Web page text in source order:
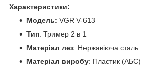
Характеристики:
Модель: VGR V-613
Тип: Тример 2 в 1
Матеріал лез: Нержавіюча сталь
Матеріал виробу: Пластик (АБС)